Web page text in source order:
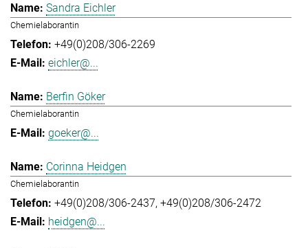
Sandra Eichler
Chemielaborantin
+49(0)208/306-2269
eichler@...
Berfin Göker
Chemielaborantin
goeker@...
Corinna Heidgen
Chemielaborantin
+49(0)208/306-2437 +49(0)208/306-2472
heidgen@...